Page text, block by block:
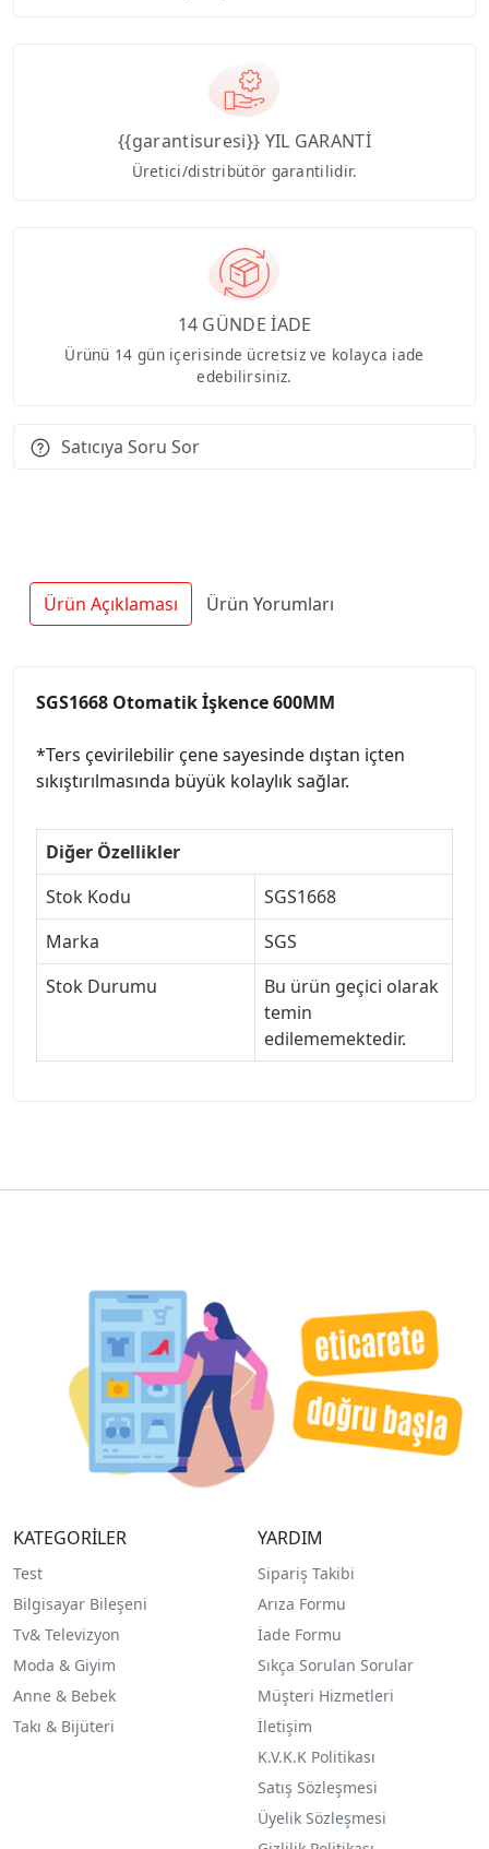
{{garantisuresi}} YIL GARANTİ
Üretici/distribütör garantilidir.
14 GÜNDE İADE
Ürünü 14 gün içerisinde ücretsiz ve kolayca iade
edebilirsiniz.
Satıcıya Soru Sor
Ürün Açıklaması Ürün Yorumları
SGS1668 Otomatik İşkence 600MM
*Ters çevirilebilir çene sayesinde dıştan içten
sıkıştırılmasında büyük kolaylık sağlar.
Diğer Özellikler
Stok Kodu
SGS1668
Marka
SGS
Stok Durumu
Bu ürün geçici olarak
temin
edilememektedir.
KATEGORİLER
Test
Bilgisayar Bileşeni
Tv& Televizyon
Moda & Giyim
Anne & Bebek
Takı & Bijüteri
YARDIM
Sipariş Takibi
Arıza Formu
İade Formu
Sıkça Sorulan Sorular
Müşteri Hizmetleri
İletişim
K.V.K.K Politikası
Satış Sözleşmesi
Üyelik Sözleşmesi